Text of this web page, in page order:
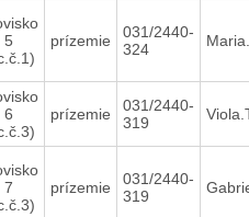
5
prízemie
031/2440-
324
6
prízemie
031/2440-
319
7
prízemie
031/2440-
319